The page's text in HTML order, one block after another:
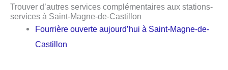
Trouver d’autres services complémentaires aux stations-
services à Saint-Magne-de-Castillon
Fourrière ouverte aujourd’hui à Saint-Magne-de-
Castillon